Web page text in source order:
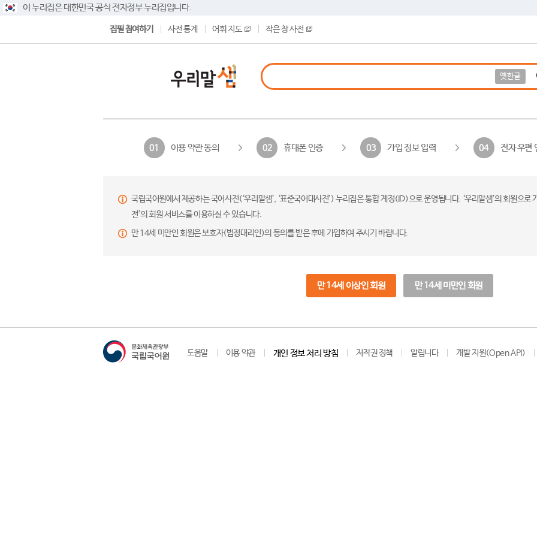
이 누리집은 대한민국 공식 전자정부 누리집입니다.
집필 참여하기 사전 통계 어휘 지도 작은 창 사전
옛한글
01 이용 약관 동의 02 휴대폰 인증 03 가입 정보 입력 04 전자 우편
국립국어원에서 제공하는 국어사전(‘우리말샘’, ‘표준국어대사전’) 누리집은 통합 계정(ID)으로 운영됩니다. ‘우리말샘’의 회원으
전’의 회원 서비스를 이용하실 수 있습니다.
만 14세 미만인 회원은 보호자(법정대리인)의 동의를 받은 후에 가입하여 주시기 바랍니다.
만 14세 이상인 회원 만 14세 미만인 회원
도움말 이용 약관 개인 정보 처리 방침 저작권 정책 알립니다 개발 지원(Open API)